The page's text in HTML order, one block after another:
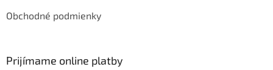
Obchodné podmienky
Prijímame online platby